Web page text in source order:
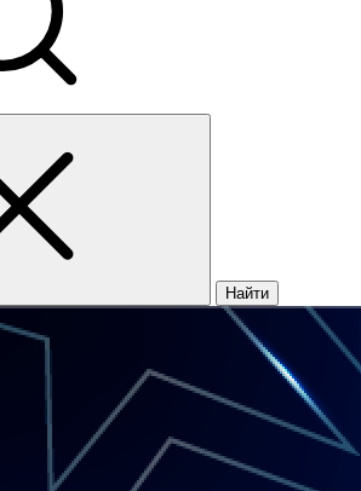
Найти